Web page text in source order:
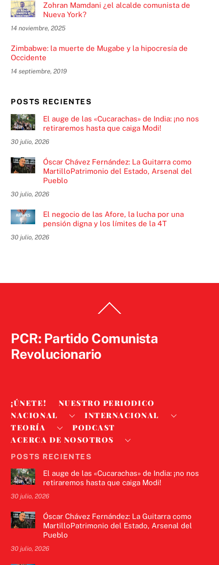
Zohran Mamdani ¿el alcalde comunista de
Nueva York?
14 noviembre, 2025
Zimbabwe: la muerte de Mugabe y la hipocresía de
Occidente
14 septiembre, 2019
POSTS RECIENTES
El auge de las «Cucarachas» de India: ¡no nos
retiraremos hasta que caiga Modi!
30 julio, 2026
Óscar Chávez Fernández: La Guitarra como
MartilloPatrimonio del Estado, Arsenal del
Pueblo
30 julio, 2026
El negocio de las Afore, la lucha por una
pensión digna y los límites de la 4T
30 julio, 2026
To
PCR: Partido Comunista
Revolucionario
¡ÚNETE!
NUESTRO PERIODICO
NACIONAL
INTERNACIONAL
TEORÍA
PODCAST
ACERCA DE NOSOTROS
POSTS RECIENTES
El auge de las «Cucarachas» de India: ¡no nos
retiraremos hasta que caiga Modi!
30 julio, 2026
Óscar Chávez Fernández: La Guitarra como
MartilloPatrimonio del Estado, Arsenal del
Pueblo
30 julio, 2026